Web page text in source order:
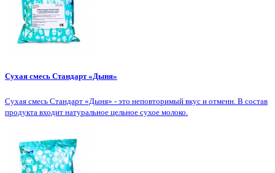
Сухая смесь Стандарт «Дыня»
Сухая смесь Стандарт «Дыня» - это неповторимый вкус и отменн. В состав
продукта входит натуральное цельное сухое молоко.